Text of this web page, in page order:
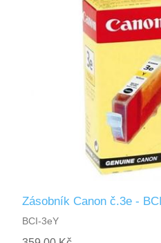
Zásobník Canon č.3e -
BCI-3eY